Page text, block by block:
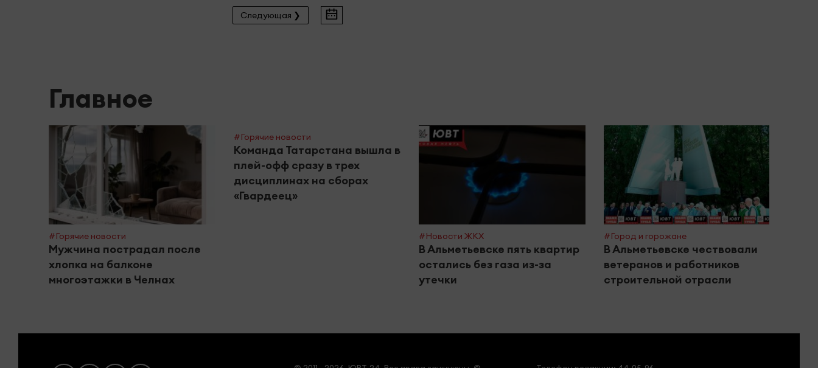
Следующая ❯
Главное
#Горячие новости
Мужчина пострадал после
хлопка на балконе
многоэтажки в Челнах
#Горячие новости
Команда Татарстана вышла в
плей-офф сразу в трех
дисциплинах на сборах
«Гвардеец»
#Новости ЖКХ
В Альметьевске пять квартир
остались без газа из-за
утечки
#Город и горожане
В Альметьевске чествовали
ветеранов и работников
строительной отрасли